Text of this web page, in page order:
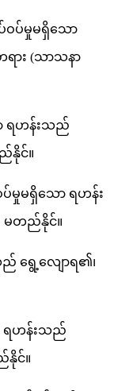
ဝပ်မှုမရှိသော
ား (သာသနာ
ရဟန်းသည်
နိုင်။
ပ်မှုမရှိသော ရဟန်း
မတည်နိုင်။
ရွေ့လျောရ၏၊
ရဟန်းသည်
နိုင်။